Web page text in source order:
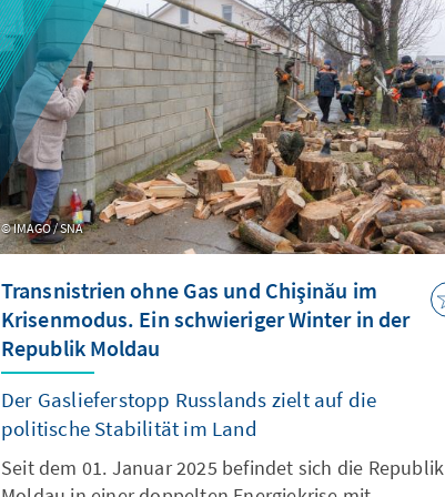
IMAGO / SNA
Transnistrien ohne Gas und Chişinău im
Krisenmodus. Ein schwieriger Winter in der
Republik Moldau
Der Gaslieferstopp Russlands zielt auf die
politische Stabilität im Land
Seit dem 01. Januar 2025 befindet sich die Republik